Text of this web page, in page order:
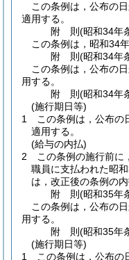
この条例は，公布の
適用する。
附 則(昭和34年
この条例は，昭和34
附 則(昭和34年
この条例は，公布の
用する。
附 則(昭和34年
(施行期日等)
1
この条例は，公布の
適用する。
(給与の内払)
2
この条例の施行前に
職員に支払われた昭
は，改正後の条例の内
附 則(昭和35年
この条例は，公布の
用する。
附 則(昭和35年
(施行期日等)
1
この条例は，公布の